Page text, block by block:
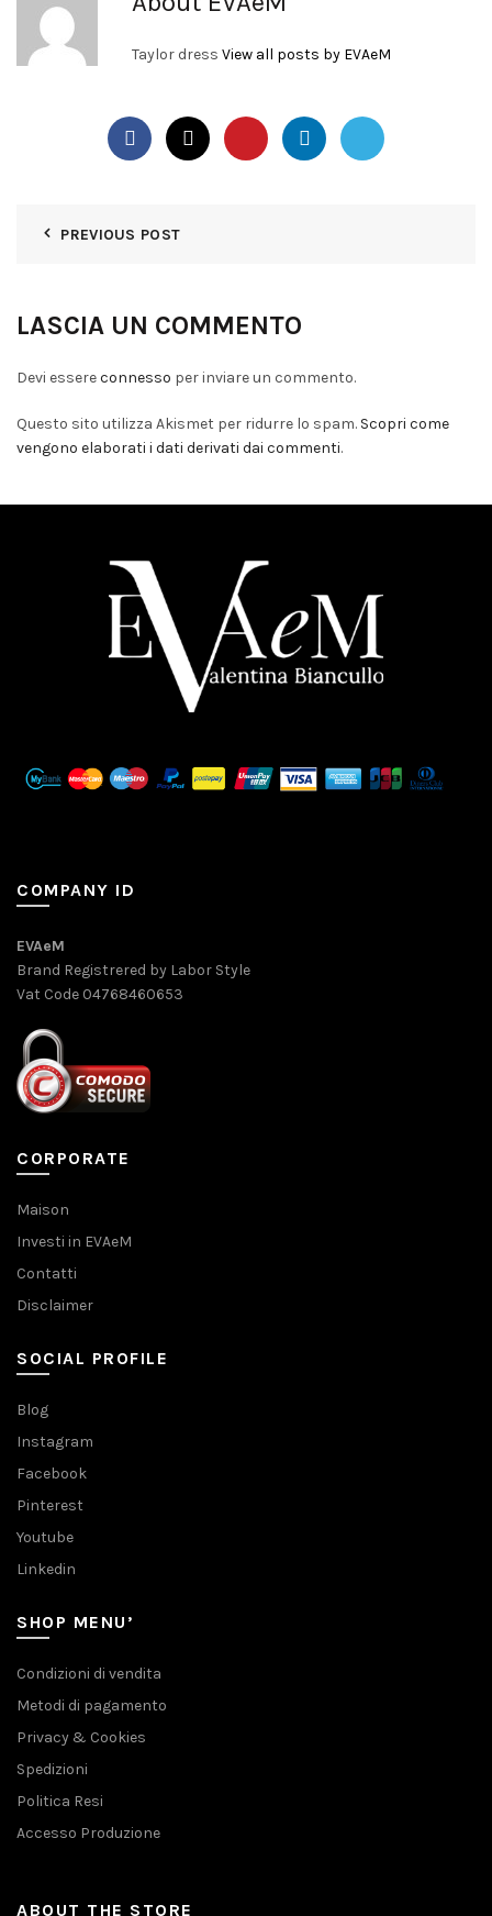
Taylor dress View all posts by EVAeM
PREVIOUS POST
LASCIA UN COMMENTO
Devi essereconnesso per inviare un commento.
Questo sito utilizza Akismet per ridurre lo spam. Scopri come
vengono elaborati i dati derivati dai commenti.
COMPANY ID
EVAeM
Brand Registrered by Labor Style
Vat Code 04768460653
CORPORATE
Maison
Investi in EVAeM
Contatti
Disclaimer
SOCIAL PROFILE
Blog
Instagram
Facebook
Pinterest
Youtube
Linkedin
SHOP MENU’
Condizioni di vendita
Metodi di pagamento
Privacy & Cookies
Spedizioni
Politica Resi
Accesso Produzione
ABOUT THE STORE